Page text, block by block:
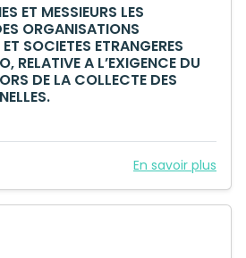
ET MESSIEURS LES
ORGANISATIONS
SOCIETES ETRANGERES
RELATIVE A L’EXIGENCE DU
DE LA COLLECTE DES
En savoir plus